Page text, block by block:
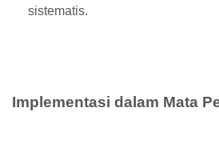
sistematis.
Implementasi dalam Mata